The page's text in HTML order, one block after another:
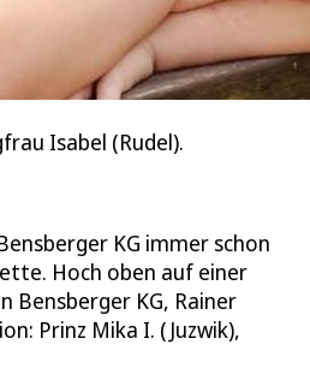
Isabel (Rudel).
KG immer schon
Hoch oben auf einer
Bensberger KG, Rainer
Prinz Mika I. (Juzwik),